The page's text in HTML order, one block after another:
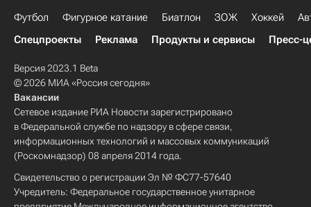
Футбол Фигурное катание Биатлон ЗОЖ Хоккей
Спецпроекты
Реклама Продукты и сервисы Пресс-
Версия 2023.1 Beta
© 2026 МИА «Россия сегодня»
Вакансии
Сетевое издание РИА Новости зарегистрировано
в Федеральной службе по надзору в сфере связи,
информационных технологий и массовых коммуникаций
(Роскомнадзор) 08 апреля 2014 года.
Свидетельство о регистрации Эл № ФС77-57640
Учредитель: Федеральное государственное унитарное